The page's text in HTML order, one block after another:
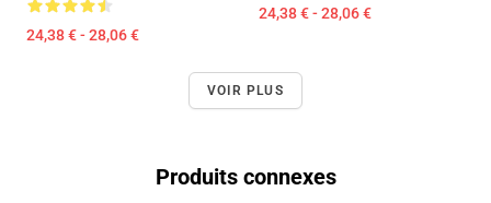
24,38 € - 28,06 €
24,38 € - 28,06 €
VOIR PLUS
Produits connexes